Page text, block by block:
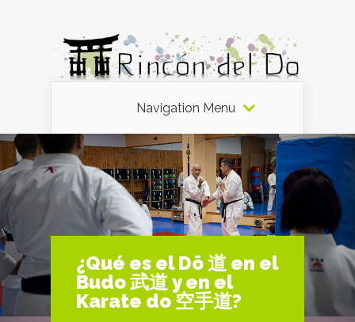
Navigation Menu
¿Qué es el Dō 道 en el
Budo 武道 y en el
Karate do 空手道?